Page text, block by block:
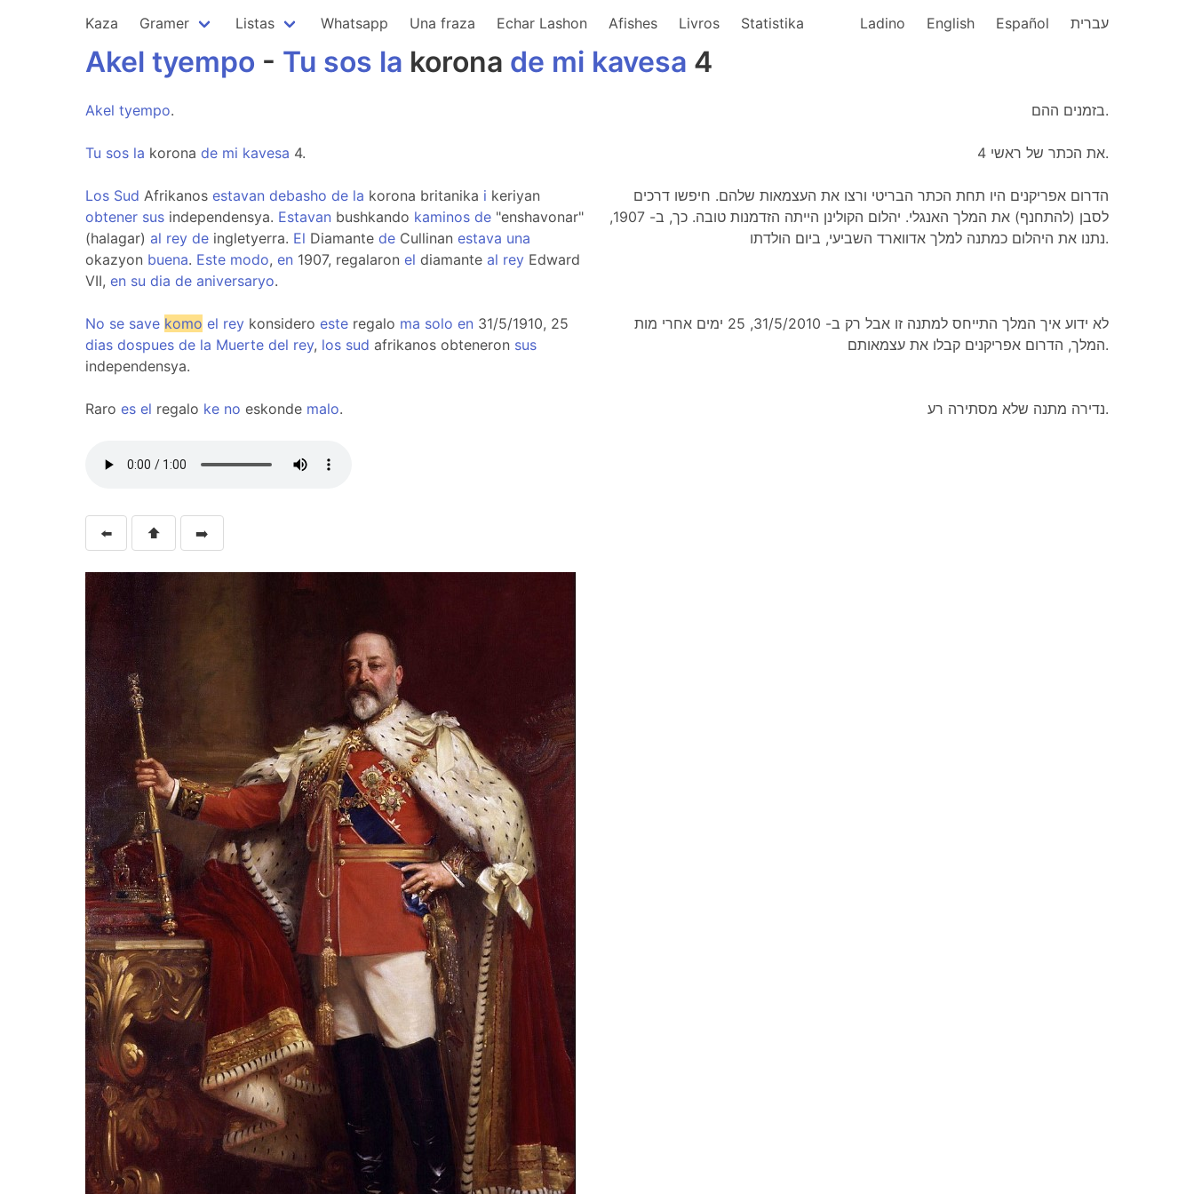
Kaza Gramer Listas Whatsapp Una fraza Echar Lashon Afishes Livros Statistika Ladino English Español עברית
Akel tyempo - Tu sos la korona de mi kavesa 4
Akel tyempo. בזמנים ההם.
Tu sos la korona de mi kavesa 4. את הכתר של ראשי 4.
Los Sud Afrikanos estavan debasho de la korona britanika i keriyan
obtener sus independensya. Estavan bushkando kaminos de "enshavonar"
(halagar) al rey de ingletyerra. El Diamante de Cullinan estava una
okazyon buena. Este modo, en 1907, regalaron el diamante al rey Edward
VII, en su dia de aniversaryo.
הדרום אפריקנים היו תחת הכתר הבריטי ורצו את העצמאות שלהם. חיפשו דרכים
לסבן (להתחנף) את המלך האנגלי. יהלום הקולינן הייתה הזדמנות טובה. כך, ב- 1907,
נתנו את היהלום כמתנה למלך אדווארד השביעי, ביום הולדתו.
No se save komo el rey konsidero este regalo ma solo en 31/5/1910, 25
dias dospues de la Muerte del rey, los sud afrikanos obteneron sus
independensya.
לא ידוע איך המלך התייחס למתנה זו אבל רק ב- 31/5/2010, 25 ימים אחרי מות
המלך, הדרום אפריקנים קבלו את עצמאותם.
Raro es el regalo ke no eskonde malo. נדירה מתנה שלא מסתירה רע.
⬅️ ⬆️ ➡️